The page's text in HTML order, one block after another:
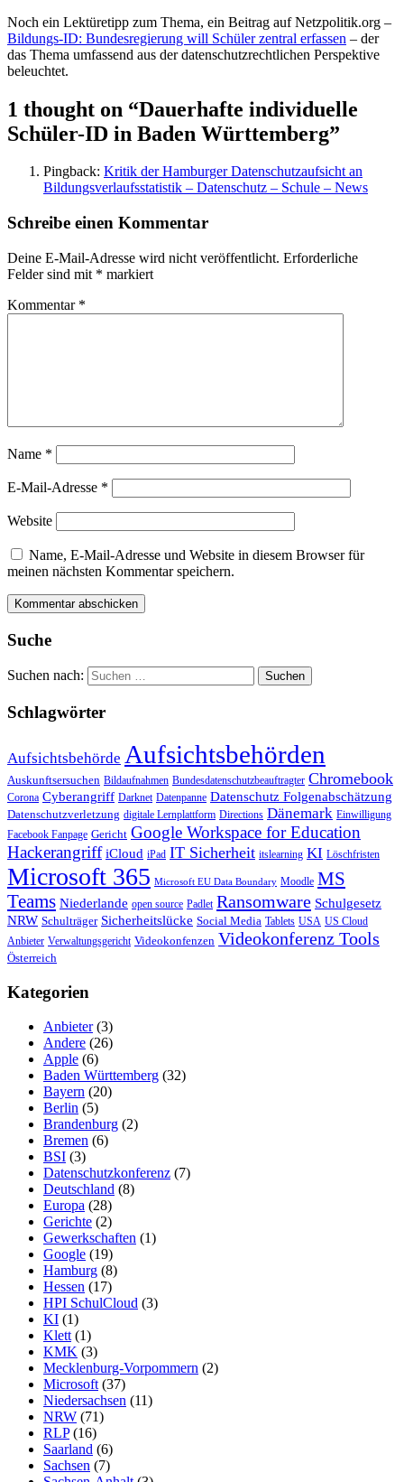
Noch ein Lektüretipp zum Thema, ein Beitrag auf Netzpolitik.org –
Bildungs-ID: Bundesregierung will Schüler zentral erfassen – der
das Thema umfassend aus der datenschutzrechtlichen Perspektive
beleuchtet.
1 thought on “Dauerhafte individuelle
Schüler-ID in Baden Württemberg”
Pingback: Kritik der Hamburger Datenschutzaufsicht an
Bildungsverlaufsstatistik – Datenschutz – Schule – News
Schreibe einen Kommentar
Deine E-Mail-Adresse wird nicht veröffentlicht. Erforderliche
Felder sind mit * markiert
Kommentar *
Name *
E-Mail-Adresse *
Website
Name, E-Mail-Adresse und Website in diesem Browser für
meinen nächsten Kommentar speichern.
Suche
Suchen nach:
Schlagwörter
Aufsichtsbehörde Aufsichtsbehörden
Auskunftsersuchen Bildaufnahmen Bundesdatenschutzbeauftragter Chromebook
Corona Cyberangriff Darknet Datenpanne Datenschutz Folgenabschätzung
Datenschutzverletzung digitale Lernplattform Directions Dänemark Einwilligung
Facebook Fanpage Gericht Google Workspace for Education
Hackerangriff iCloud iPad IT Sicherheit itslearning KI Löschfristen
Microsoft 365 Microsoft EU Data Boundary Moodle MS
Teams Niederlande open source Padlet Ransomware Schulgesetz
NRW Schulträger Sicherheitslücke Social Media Tablets USA US Cloud
Anbieter Verwaltungsgericht Videokonfenzen Videokonferenz Tools
Österreich
Kategorien
Anbieter(3)
Andere (26)
Apple (6)
Baden Württemberg (32)
Bayern (20)
Berlin (5)
Brandenburg (2)
Bremen (6)
BSI (3)
Datenschutzkonferenz (7)
Deutschland (8)
Europa (28)
Gerichte (2)
Gewerkschaften (1)
Google (19)
Hamburg (8)
Hessen (17)
HPI SchulCloud (3)
KI (1)
Klett (1)
KMK (3)
Mecklenburg-Vorpommern (2)
Microsoft (37)
Niedersachsen (11)
NRW (71)
RLP(16)
Saarland (6)
Sachsen (7)